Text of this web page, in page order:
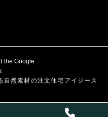
the Google
然素材の注文住宅 アイジース